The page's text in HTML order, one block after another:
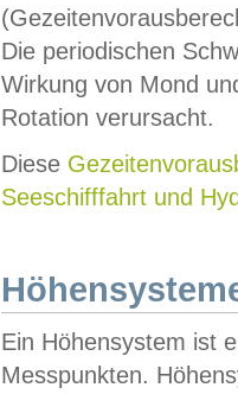
Die periodischen
Wirkung von Mond
Rotation verursacht.
Diese
Seeschifffahrt und
Ein Höhensystem ist
Messpunkten.